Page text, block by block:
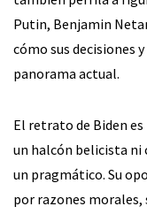
Putin, Benjamin
cómo sus decisiones
panorama actual.
El retrato de Biden
un halcón belicista ni
un pragmático. Su
por razones morales,